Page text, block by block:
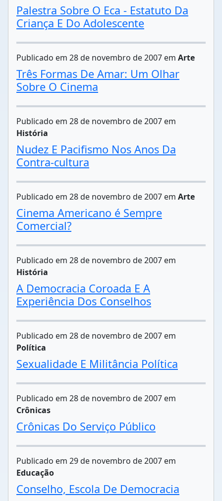
Palestra Sobre O Eca - Estatuto Da
Criança E Do Adolescente
Publicado em 28 de novembro de 2007 em Arte
Três Formas De Amar: Um Olhar
Sobre O Cinema
Publicado em 28 de novembro de 2007 em
História
Nudez E Pacifismo Nos Anos Da
Contra-cultura
Publicado em 28 de novembro de 2007 em Arte
Cinema Americano é Sempre
Comercial?
Publicado em 28 de novembro de 2007 em
História
A Democracia Coroada E A
Experiência Dos Conselhos
Publicado em 28 de novembro de 2007 em
Política
Sexualidade E Militância Política
Publicado em 28 de novembro de 2007 em
Crônicas
Crônicas Do Serviço Público
Publicado em 29 de novembro de 2007 em
Educação
Conselho, Escola De Democracia